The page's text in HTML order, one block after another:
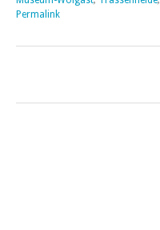
Permalink